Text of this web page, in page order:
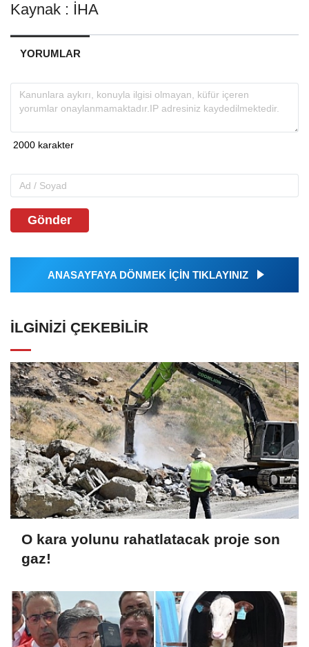
Kaynak : İHA
YORUMLAR
Gönder
ANASAYFAYA DÖNMEK İÇİN TIKLAYINIZ
İLGINIZI ÇEKEBILIR
O kara yolunu rahatlatacak proje son
gaz!